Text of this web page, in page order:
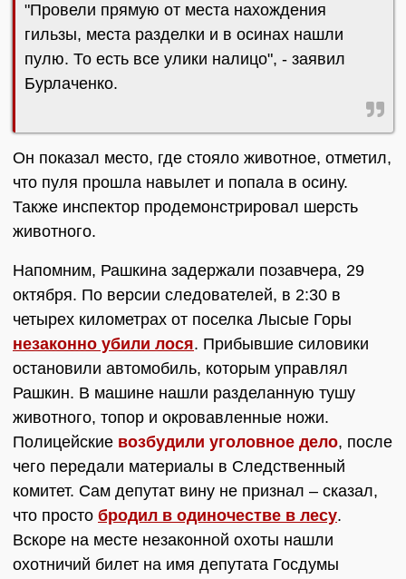
"Провели прямую от места нахождения
гильзы, места разделки и в осинах нашли
пулю. То есть все улики налицо", - заявил
Бурлаченко.
Он показал место, где стояло животное, отметил,
что пуля прошла навылет и попала в осину.
Также инспектор продемонстрировал шерсть
животного.
Напомним, Рашкина задержали позавчера, 29
октября. По версии следователей, в 2:30 в
четырех километрах от поселка Лысые Горы
незаконно убили лося. Прибывшие силовики
остановили автомобиль, которым управлял
Рашкин. В машине нашли разделанную тушу
животного, топор и окровавленные ножи.
Полицейские возбудили уголовное дело, после
чего передали материалы в Следственный
комитет. Сам депутат вину не признал – сказал,
что просто бродил в одиночестве в лесу.
Вскоре на месте незаконной охоты нашли
охотничий билет на имя депутата Госдумы